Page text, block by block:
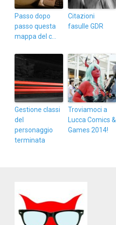
Passo dopo
passo questa
mappa del c…
Citazioni
fasulle GDR
Gestione classi
del
personaggio
terminata
Troviamoci a
Lucca Comics &
Games 2014!